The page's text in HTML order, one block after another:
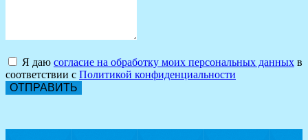
Я даю согласие на обработку моих персональных данных в
соответствии с Политикой конфиденциальности
ОТПРАВИТЬ